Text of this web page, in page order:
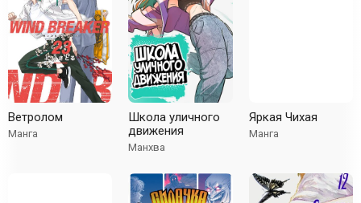
Ветролом
Манга
Школа уличного
движения
Манхва
Яркая Чихая
Манга